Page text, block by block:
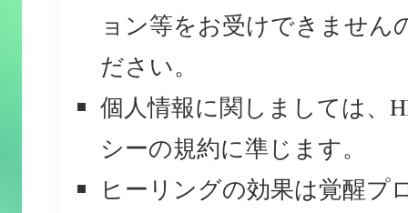
ョン等をお受けできません
ださい。
個人情報に関しましては、
シーの規約に準じます。
ヒーリングの効果は覚醒プ